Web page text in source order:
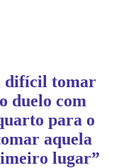
difícil tomar
duelo com
para o
aquela
lugar”